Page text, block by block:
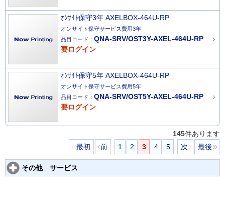
ｵﾝｻｲﾄ保守3年 AXELBOX-464U-RP
オンサイト保守サービス費用3年
品目コード： QNA-SRV/OST3Y-AXEL-464U-RP
要ログイン
ｵﾝｻｲﾄ保守5年 AXELBOX-464U-RP
オンサイト保守サービス費用5年
品目コード： QNA-SRV/OST5Y-AXEL-464U-RP
要ログイン
145件あります
最初
前 1 2 3 4 5 次 最後
その他 サービス